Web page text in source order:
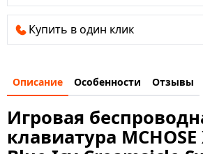
Купить в один клик
Описание Особенности Отзывы
Игровая
клавиатура